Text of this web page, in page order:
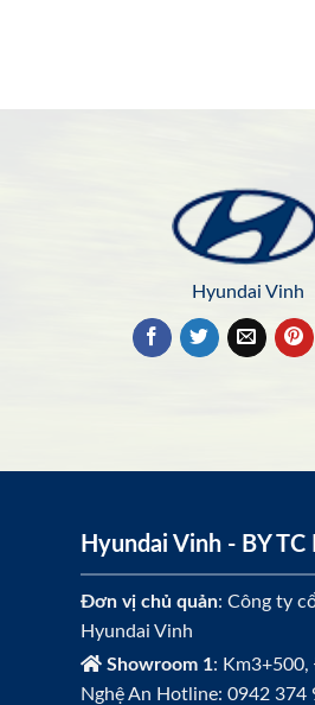
Hyundai Vinh
Hyundai Vinh - BY
Đơn vị chủ quản: Công ty
Hyundai Vinh
Showroom 1:
Nghệ An Hotline: 0942 374